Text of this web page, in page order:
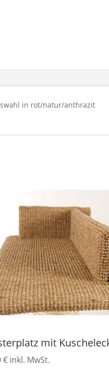
in rot/natur/anthrazit
mit
€ inkl. MwSt.